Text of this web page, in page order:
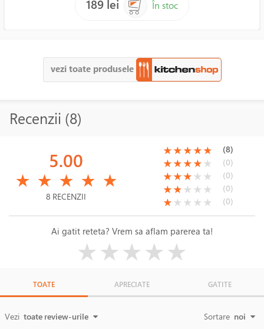
189 lei În stoc
vezi toate produsele
Recenzii (8)
5.00
★ ★ ★ ★ ★
8 RECENZII
(*)
★(*)
★(*)
★(*)
★(*)
★ (8)
(*)
★(*)
★(*)
★(*)
★( )
★ (0)
(*)
★(*)
★(*)
★( )
★ ( )
★ (0)
(*)
★(*)
★( )
★ ( )
★ ( )
★ (0)
(*)
★( )
★ ( )
★ ( )
★ ( )
★ (0)
Ai gatit reteta? Vrem sa aflam parerea ta!
★★★★★
TOATE APRECIATE GATITE
Vezi toate review-urile Sortare noi